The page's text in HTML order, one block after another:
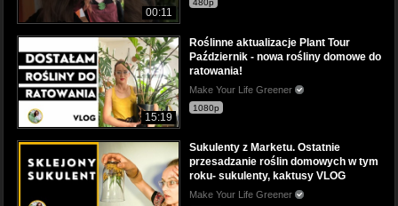
00:11
480p
15:19
Roślinne aktualizacje Plant Tour
Październik - nowa rośliny domowe do
ratowania!
Make Your Life Greener
1080p
Sukulenty z Marketu. Ostatnie
przesadzanie roślin domowych w tym
roku- sukulenty, kaktusy VLOG
Make Your Life Greener